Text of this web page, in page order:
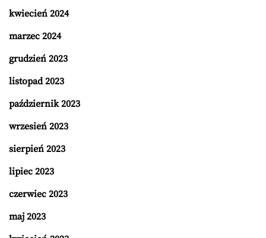
kwiecień 2024
marzec 2024
grudzień 2023
listopad 2023
październik 2023
wrzesień 2023
sierpień 2023
lipiec 2023
czerwiec 2023
maj 2023